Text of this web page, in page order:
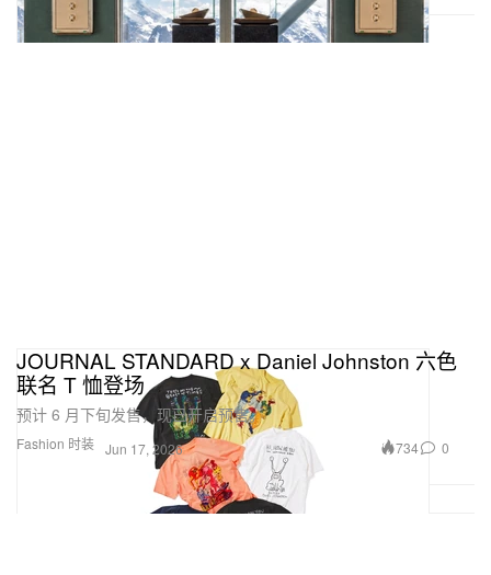
Fashion 时装
JOURNAL STANDARD x Daniel Johnston 六色
联名 T 恤登场
预计 6 月下旬发售，现已开启预售。
Jun 17, 2026 734 0